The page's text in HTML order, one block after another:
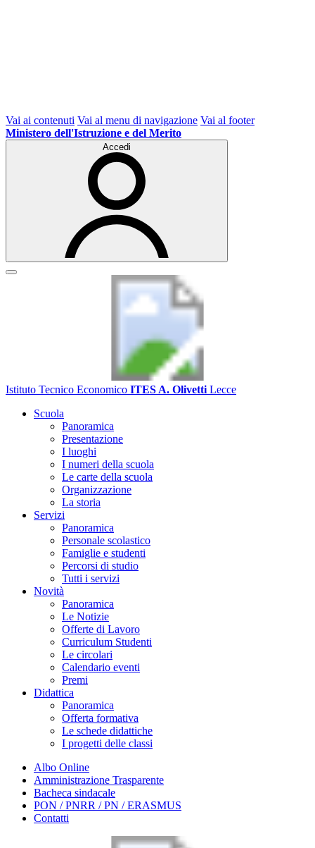
Vai ai contenuti Vai al menu di navigazione Vai al footer
Ministero dell'Istruzione e del Merito
Accedi
Istituto Tecnico Economico ITES A. Olivetti Lecce
Scuola
Panoramica
Presentazione
I luoghi
I numeri della scuola
Le carte della scuola
Organizzazione
La storia
Servizi
Panoramica
Personale scolastico
Famiglie e studenti
Percorsi di studio
Tutti i servizi
Novità
Panoramica
Le Notizie
Offerte di Lavoro
Curriculum Studenti
Le circolari
Calendario eventi
Premi
Didattica
Panoramica
Offerta formativa
Le schede didattiche
I progetti delle classi
Albo Online
Amministrazione Trasparente
Bacheca sindacale
PON / PNRR / PN / ERASMUS
Contatti